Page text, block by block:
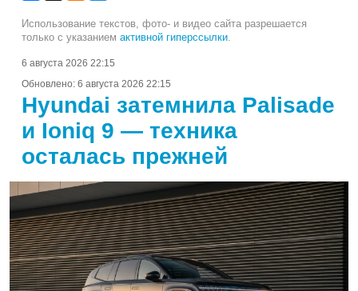
Использование текстов, фото- и видео сайта разрешается
только с указанием активной гиперссылки.
6 августа 2026 22:15
Обновлено: 6 августа 2026 22:15
Hyundai затемнила Palisade
и Ioniq 9 — техника
осталась прежней